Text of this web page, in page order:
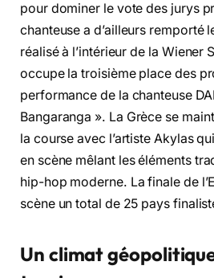
pour dominer le vote des jurys
chanteuse a d’ailleurs remporté
réalisé à l’intérieur de la Wiener
occupe la troisième place des
performance de la chanteuse
Bangaranga ». La Grèce se
la course avec l’artiste Akylas
en scène mêlant les éléments
hip-hop moderne. La finale de
scène un total de 25 pays
Un climat